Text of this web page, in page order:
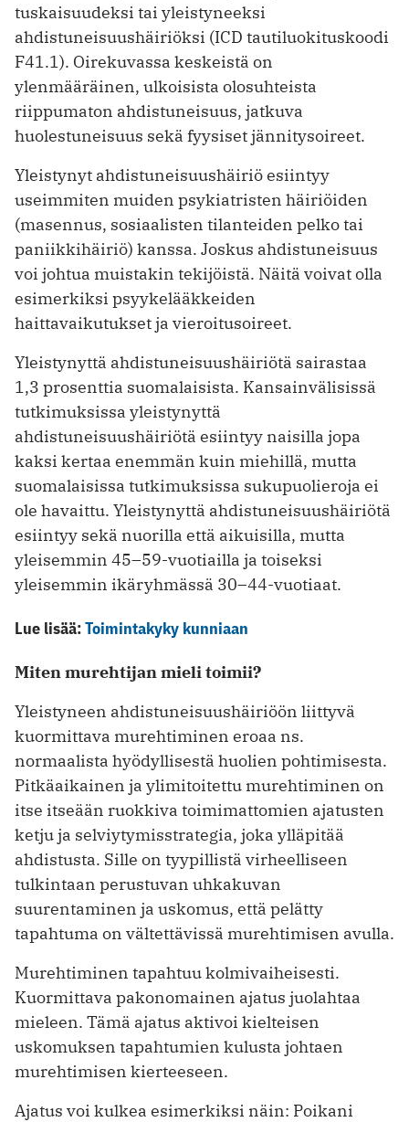
tuskaisuudeksi tai yleistyneeksi
ahdistuneisuushäiriöksi (ICD tautiluokituskoodi
F41.1). Oirekuvassa keskeistä on
ylenmääräinen, ulkoisista olosuhteista
riippumaton ahdistuneisuus, jatkuva
huolestuneisuus sekä fyysiset jännitysoireet.
Yleistynyt ahdistuneisuushäiriö esiintyy
useimmiten muiden psykiatristen häiriöiden
(masennus, sosiaalisten tilanteiden pelko tai
paniikkihäiriö) kanssa. Joskus ahdistuneisuus
voi johtua muistakin tekijöistä. Näitä voivat olla
esimerkiksi psyykelääkkeiden
haittavaikutukset ja vieroitusoireet.
Yleistynyttä ahdistuneisuushäiriötä sairastaa
1,3 prosenttia suomalaisista. Kansainvälisissä
tutkimuksissa yleistynyttä
ahdistuneisuushäiriötä esiintyy naisilla jopa
kaksi kertaa enemmän kuin miehillä, mutta
suomalaisissa tutkimuksissa sukupuolieroja ei
ole havaittu. Yleistynyttä ahdistuneisuushäiriötä
esiintyy sekä nuorilla että aikuisilla, mutta
yleisemmin 45–59-vuotiailla ja toiseksi
yleisemmin ikäryhmässä 30–44-vuotiaat.
Lue lisää:Toimintakyky kunniaan
Miten murehtijan mieli toimii?
Yleistyneen ahdistuneisuushäiriöön liittyvä
kuormittava murehtiminen eroaa ns.
normaalista hyödyllisestä huolien pohtimisesta.
Pitkäaikainen ja ylimitoitettu murehtiminen on
itse itseään ruokkiva toimimattomien ajatusten
ketju ja selviytymisstrategia, joka ylläpitää
ahdistusta. Sille on tyypillistä virheelliseen
tulkintaan perustuvan uhkakuvan
suurentaminen ja uskomus, että pelätty
tapahtuma on vältettävissä murehtimisen avulla.
Murehtiminen tapahtuu kolmivaiheisesti.
Kuormittava pakonomainen ajatus juolahtaa
mieleen. Tämä ajatus aktivoi kielteisen
uskomuksen tapahtumien kulusta johtaen
murehtimisen kierteeseen.
Ajatus voi kulkea esimerkiksi näin: Poikani